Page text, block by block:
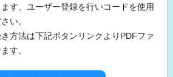
す、ユーザー登録を行いコードを使用
い。
方法は下記ボタンリンクよりPDFファ
す。